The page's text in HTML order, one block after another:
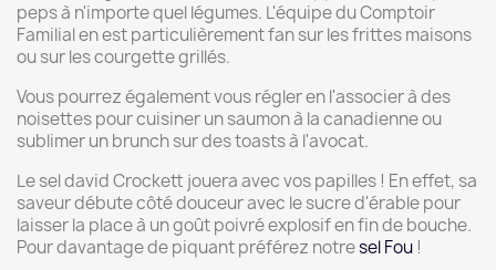
peps à n'importe quel légumes. L'équipe du Comptoir
Familial en est particulièrement fan sur les frittes maisons
ou sur les courgette grillés.
Vous pourrez également vous régler en l'associer à des
noisettes pour cuisiner un saumon à la canadienne ou
sublimer un brunch sur des toasts à l'avocat.
Le sel david Crockett jouera avec vos papilles ! En effet, sa
saveur débute côté douceur avec le sucre d'érable pour
laisser la place à un goût poivré explosif en fin de bouche.
Pour davantage de piquant préférez notresel Fou !